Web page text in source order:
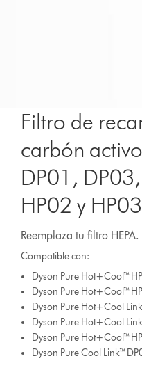
Filtro de
carbón
DP01,
HP02 y HP03
Reemplaza tu filtro HEPA.
Compatible con:
Dyson Pure Hot+Cool™
Dyson Pure Hot+Cool™
Dyson Pure Hot+Cool
Dyson Pure Hot+Cool
Dyson Pure Hot+Cool™
Dyson Pure Cool Link™